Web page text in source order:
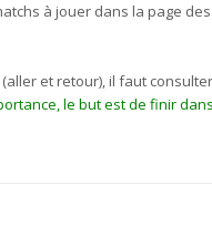
à jouer dans la page
et retour), il faut
le but est de finir